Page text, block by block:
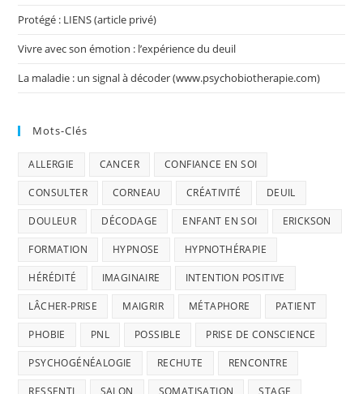
Protégé : LIENS (article privé)
Vivre avec son émotion : l’expérience du deuil
La maladie : un signal à décoder (www.psychobiotherapie.com)
Mots-Clés
ALLERGIE CANCER CONFIANCE EN SOI
CONSULTER CORNEAU CRÉATIVITÉ DEUIL
DOULEUR DÉCODAGE ENFANT EN SOI ERICKSON
FORMATION HYPNOSE HYPNOTHÉRAPIE
HÉRÉDITÉ IMAGINAIRE INTENTION POSITIVE
LÂCHER-PRISE MAIGRIR MÉTAPHORE PATIENT
PHOBIE PNL POSSIBLE PRISE DE CONSCIENCE
PSYCHOGÉNÉALOGIE RECHUTE RENCONTRE
RESSENTI SALON SOMATISATION STAGE